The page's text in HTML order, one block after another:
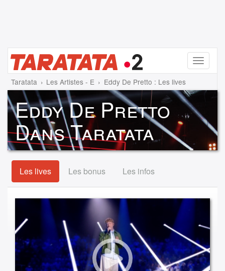
Menu
Taratata Les Artistes - E Eddy De Pretto : Les lives
Eddy De Pretto
Dans Taratata
Les lives Les bonus Les infos